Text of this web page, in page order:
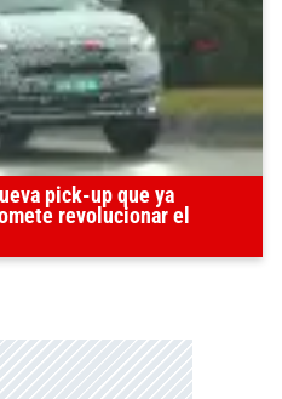
pick-up que ya
revolucionar el